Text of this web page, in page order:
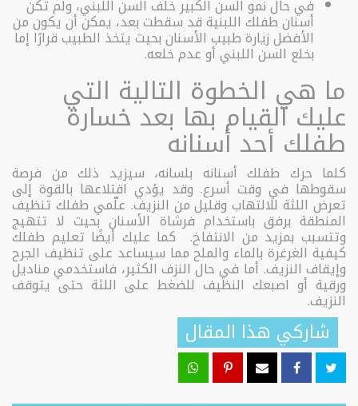
في حال نمو السن الكبير خلف السن اللبني، ولم تكن
أسنان طفلك اللبنية قد سقطت بعد، يمكن أن يكون من
الأفضل زيارة طبيب الأسنان بحيث يتخذ الطبيب قرارًا إما
بخلع السن اللبني أو عدم خلعه.
ما هي الخطوة التالية التي
عليك القيام بها بعد خسارة
طفلك أحد أسنانه
كلما حرك طفلك أسنانه بلسانه، سيزيد ذلك من فرصة
سقوطها في وقت أسرع. وقد يؤدي اقتلاعها بالقوة إلى
تعرض اللثة للالتهاب وقليل من النزيف. علّمي طفلك تنظيف
المنطقة برفق باستخدام فرشاة الأسنان بحيث لا تتهيج
وتتسبب بمزيد من الانتفاخ. كما عليك أيضًا تعليم طفلك
كيفية الغرغرة بالماء والملح مما سيساعد على تنظيف الجرح
وإيقاف النزيف. أما في حال النزف الكثير، فاستخدمي مناديل
ورقية أو اصبعك النظيف للضغط على اللثة حتى يتوقف
النزيف.
شاركي هذا المقال